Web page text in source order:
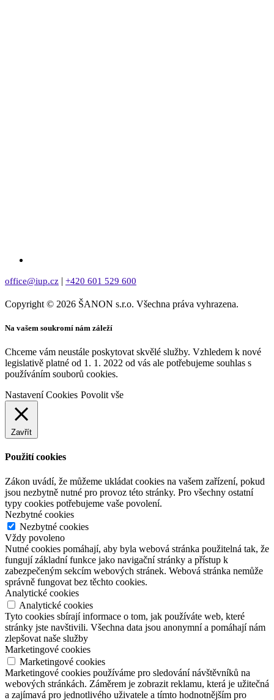
office@iup.cz | +420 601 529 600
Copyright © 2026 ŠANON s.r.o. Všechna práva vyhrazena.
Na vašem soukromí nám záleží
Chceme vám neustále poskytovat skvělé služby. Vzhledem k nové
legislativě platné od 1. 1. 2022 od vás ale potřebujeme souhlas s
používáním souborů cookies.
Nastavení Cookies Povolit vše
Zavřít
Použití cookies
Zákon uvádí, že můžeme ukládat cookies na vašem zařízení, pokud
jsou nezbytně nutné pro provoz této stránky. Pro všechny ostatní
typy cookies potřebujeme vaše povolení.
Nezbytné cookies
Nezbytné cookies
Vždy povoleno
Nutné cookies pomáhají, aby byla webová stránka použitelná tak, že
fungují základní funkce jako navigační stránky a přístup k
zabezpečeným sekcím webových stránek. Webová stránka nemůže
správně fungovat bez těchto cookies.
Analytické cookies
Analytické cookies
Tyto cookies sbírají informace o tom, jak používáte web, které
stránky jste navštivili. Všechna data jsou anonymní a pomáhají nám
zlepšovat naše služby
Marketingové cookies
Marketingové cookies
Marketingové cookies používáme pro sledování návštěvníků na
webových stránkách. Záměrem je zobrazit reklamu, která je užitečná
a zajímavá pro jednotlivého uživatele a tímto hodnotnějším pro